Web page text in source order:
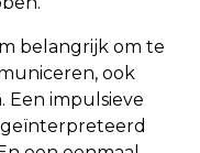
belangrijk om te
ook
Een impulsieve